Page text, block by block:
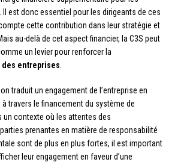
est donc essentiel pour les dirigeants de ces
cette contribution dans leur stratégie et
au-delà de cet aspect financier, la C3S peut
un levier pour renforcer la
entreprises
traduit un engagement de l’entreprise en
travers le financement du système de
contexte où les attentes des
prenantes en matière de responsabilité
sont de plus en plus fortes, il est important
leur engagement en faveur d’une